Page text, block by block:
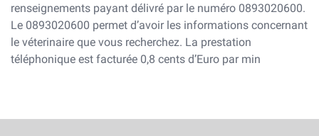
renseignements payant délivré par le numéro 0893020600.
Le 0893020600 permet d’avoir les informations concernant
le véterinaire que vous recherchez. La prestation
téléphonique est facturée 0,8 cents d’Euro par min